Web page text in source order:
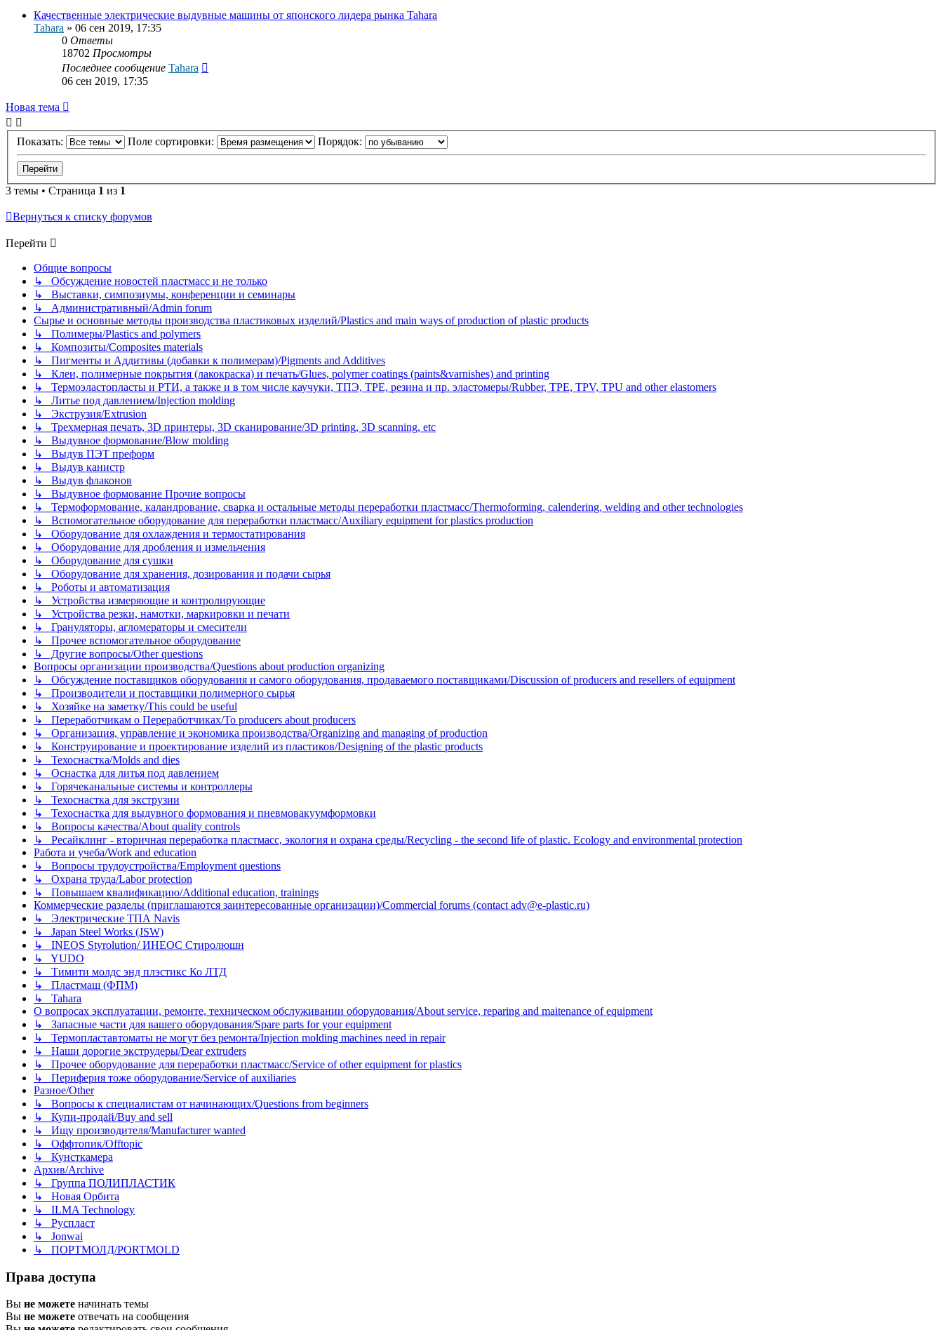
Качественные электрические выдувные машины от японского лидера рынка Tahara
Tahara » 06 сен 2019, 17:35
0 Ответы
18702 Просмотры
Последнее сообщение Tahara
06 сен 2019, 17:35
Новая тема
Показать: Поле сортировки: Порядок:
3 темы • Страница 1 из 1
Вернуться к списку форумов
Перейти
Общие вопросы
↳ Обсуждение новостей пластмасс и не только
↳ Выставки, симпозиумы, конференции и семинары
↳ Административный/Admin forum
Сырье и основные методы производства пластиковых изделий/Plastics and main ways of production of plastic products
↳ Полимеры/Plastics and polymers
↳ Композиты/Сomposites materials
↳ Пигменты и Аддитивы (добавки к полимерам)/Pigments and Additives
↳ Клеи, полимерные покрытия (лакокраска) и печать/Glues, polymer coatings (paints&varnishes) and printing
↳ Термоэластопласты и РТИ, а также и в том числе каучуки, ТПЭ, TPE, резина и пр. эластомеры/Rubber, TPE, TPV, TPU and other elastomers
↳ Литье под давлением/Injection molding
↳ Экструзия/Extrusion
↳ Трехмерная печать, 3D принтеры, 3D сканирование/3D printing, 3D scanning, etc
↳ Выдувное формование/Blow molding
↳ Выдув ПЭТ преформ
↳ Выдув канистр
↳ Выдув флаконов
↳ Выдувное формование Прочие вопросы
↳ Термоформование, каландрование, сварка и остальные методы переработки пластмасс/Thermoforming, calendering, welding and other technologies
↳ Вспомогательное оборудование для переработки пластмасс/Auxiliary equipment for plastics production
↳ Оборудование для охлаждения и термостатирования
↳ Оборудование для дробления и измельчения
↳ Оборудование для сушки
↳ Оборудование для хранения, дозирования и подачи сырья
↳ Роботы и автоматизация
↳ Устройства измеряющие и контролирующие
↳ Устройства резки, намотки, маркировки и печати
↳ Грануляторы, агломераторы и смесители
↳ Прочее вспомогательное оборудование
↳ Другие вопросы/Other questions
Вопросы организации производства/Questions about production organizing
↳ Обсуждение поставщиков оборудования и самого оборудования, продаваемого поставщиками/Discussion of producers and resellers of equipment
↳ Производители и поставщики полимерного сырья
↳ Хозяйке на заметку/This could be useful
↳ Переработчикам о Переработчиках/To producers about producers
↳ Организация, управление и экономика производства/Organizing and managing of production
↳ Конструирование и проектирование изделий из пластиков/Designing of the plastic products
↳ Техоснастка/Molds and dies
↳ Оснастка для литья под давлением
↳ Горячеканальные системы и контроллеры
↳ Техоснастка для экструзии
↳ Техоснастка для выдувного формования и пневмовакуумформовки
↳ Вопросы качества/About quality controls
↳ Ресайклинг - вторичная переработка пластмасс, экология и охрана среды/Recycling - the second life of plastic. Ecology and environmental protection
Работа и учеба/Work and education
↳ Вопросы трудоустройства/Employment questions
↳ Охрана труда/Labor protection
↳ Повышаем квалификацию/Additional education, trainings
Коммерческие разделы (приглашаются заинтересованные организации)/Commercial forums (contact adv@e-plastic.ru)
↳ Электрические ТПА Navis
↳ Japan Steel Works (JSW)
↳ INEOS Styrolution/ ИНЕОС Стиролюшн
↳ YUDO
↳ Тимити молдс энд плэстикс Ко ЛТД
↳ Пластмаш (ФПМ)
↳ Tahara
О вопросах эксплуатации, ремонте, техническом обслуживании оборудования/About service, reparing and maitenance of equipment
↳ Запасные части для вашего оборудования/Spare parts for your equipment
↳ Термопластавтоматы не могут без ремонта/Injection molding machines need in repair
↳ Наши дорогие экструдеры/Dear extruders
↳ Прочее оборудование для переработки пластмасс/Service of other equipment for plastics
↳ Периферия тоже оборудование/Service of auxiliaries
Разное/Other
↳ Вопросы к специалистам от начинающих/Questions from beginners
↳ Купи-продай/Buy and sell
↳ Ищу производителя/Manufacturer wanted
↳ Оффтопик/Offtopic
↳ Кунсткамера
Архив/Archive
↳ Группа ПОЛИПЛАСТИК
↳ Новая Орбита
↳ ILMA Technology
↳ Руспласт
↳ Jonwai
↳ ПОРТМОЛД/PORTMOLD
Права доступа
Вы не можете начинать темы
Вы не можете отвечать на сообщения